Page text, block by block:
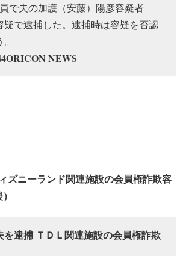
で夫の加護（安藤）陽彦容疑者
疑で逮捕した。逮捕時は容疑を否認
NEWS
ズニーランド関連施設の会員権詐欺容
を逮捕 ＴＤＬ関連施設の会員権詐欺